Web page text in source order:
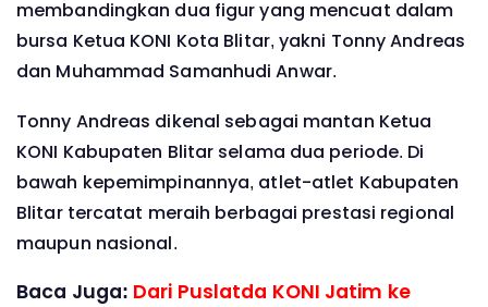
membandingkan dua figur yang mencuat dalam
bursa Ketua KONI Kota Blitar, yakni Tonny Andreas
dan Muhammad Samanhudi Anwar.
Tonny Andreas dikenal sebagai mantan Ketua
KONI Kabupaten Blitar selama dua periode. Di
bawah kepemimpinannya, atlet-atlet Kabupaten
Blitar tercatat meraih berbagai prestasi regional
maupun nasional.
Baca Juga: Dari Puslatda KONI Jatim ke